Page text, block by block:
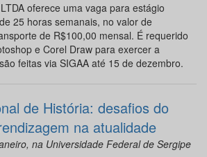
oferece uma vaga para estágio
25 horas semanais, no valor de
de R$100,00 mensal. É requerido
e Corel Draw para exercer a
feitas via SIGAA até 15 de dezembro.
de História: desafios do
na atualidade
na Universidade Federal de Sergipe